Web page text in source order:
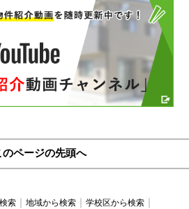
のページの先頭へ
索 地域から検索
学校区から検索